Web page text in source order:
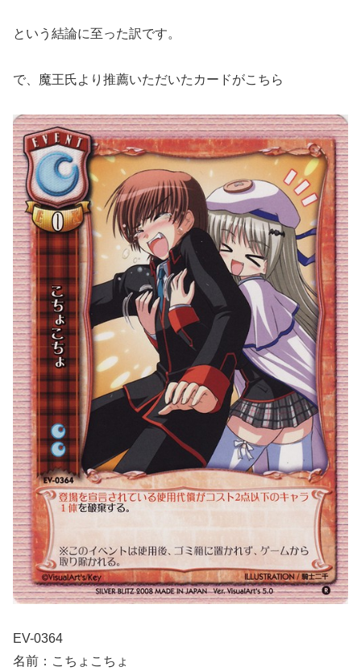
という結論に至った訳です。
で、魔王氏より推薦いただいたカードがこちら
EV-0364
名前：こちょこちょ